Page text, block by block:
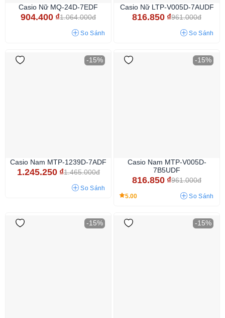
Casio Nữ MQ-24D-7EDF
904.400 ₫1.064.000đ
So Sánh
Casio Nữ LTP-V005D-7AUDF
816.850 ₫961.000đ
So Sánh
-15%
Casio Nam MTP-1239D-7ADF
1.245.250 ₫1.465.000đ
So Sánh
-15%
Casio Nam MTP-V005D-
7B5UDF
816.850 ₫961.000đ
5.00 So Sánh
-15% -15%